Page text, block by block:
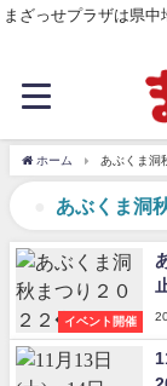
まざっせプラザは県
ホーム あぶくま洞
あぶくま洞
イベント開催